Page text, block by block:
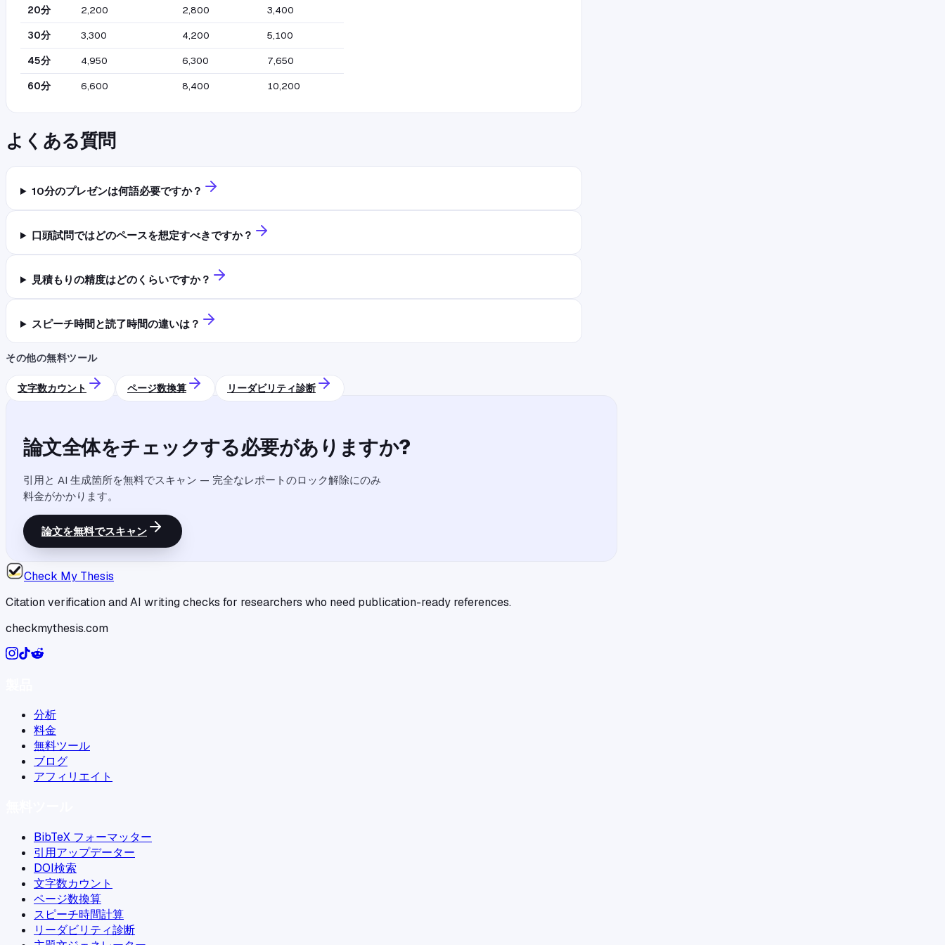
20分 2,200 2,800
3,400
30分
3,300 4,200
5,100
45分
4,950 6,300
7,650
60分
6,600 8,400 10,200
よくある質問
10分のプレゼンは何語必要ですか？
口頭試問ではどのペースを想定すべきですか？
見積もりの精度はどのくらいですか？
スピーチ時間と読了時間の違いは？
その他の無料ツール
文字数カウント ページ数換算 リーダビリティ診断
論文全体をチェックする必要がありますか?
引用と AI 生成箇所を無料でスキャン — 完全なレポートのロック解除にのみ
料金がかかります。
論文を無料でスキャン
Check My Thesis
Citation verification and AI writing checks for researchers who need publication-ready references.
checkmythesis.com
分析
料金
無料ツール
ブログ
アフィリエイト
BibTeX フォーマッター
引用アップデーター
DOI検索
文字数カウント
ページ数換算
スピーチ時間計算
リーダビリティ診断